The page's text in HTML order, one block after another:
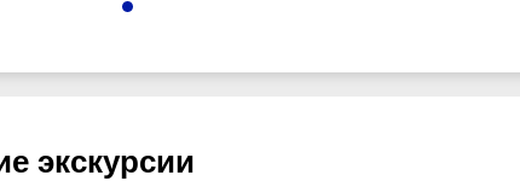
экскурсии